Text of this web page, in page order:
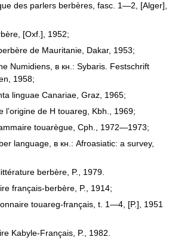
des parlers berbères, fasc. 1—2, [Alger],
[Oxf.], 1952;
de Mauritanie, Dakar, 1953;
Numidiens, в кн.: Sybaris. Festschrift
1958;
linguae Canariae, Graz, 1965;
l’origine de H touareg, Kbh., 1969;
touarègue, Cph., 1972—1973;
language, в кн.: Afroasiatic: a survey,
berbère, P., 1979.
français-berbère, P., 1914;
touareg-français, t. 1—4, [P.], 1951
Kabyle-Français, P., 1982.